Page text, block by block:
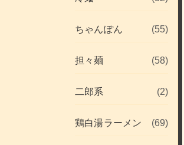
ちゃんぽん (55)
担々麺 (58)
二郎系 (2)
鶏白湯ラーメン (69)